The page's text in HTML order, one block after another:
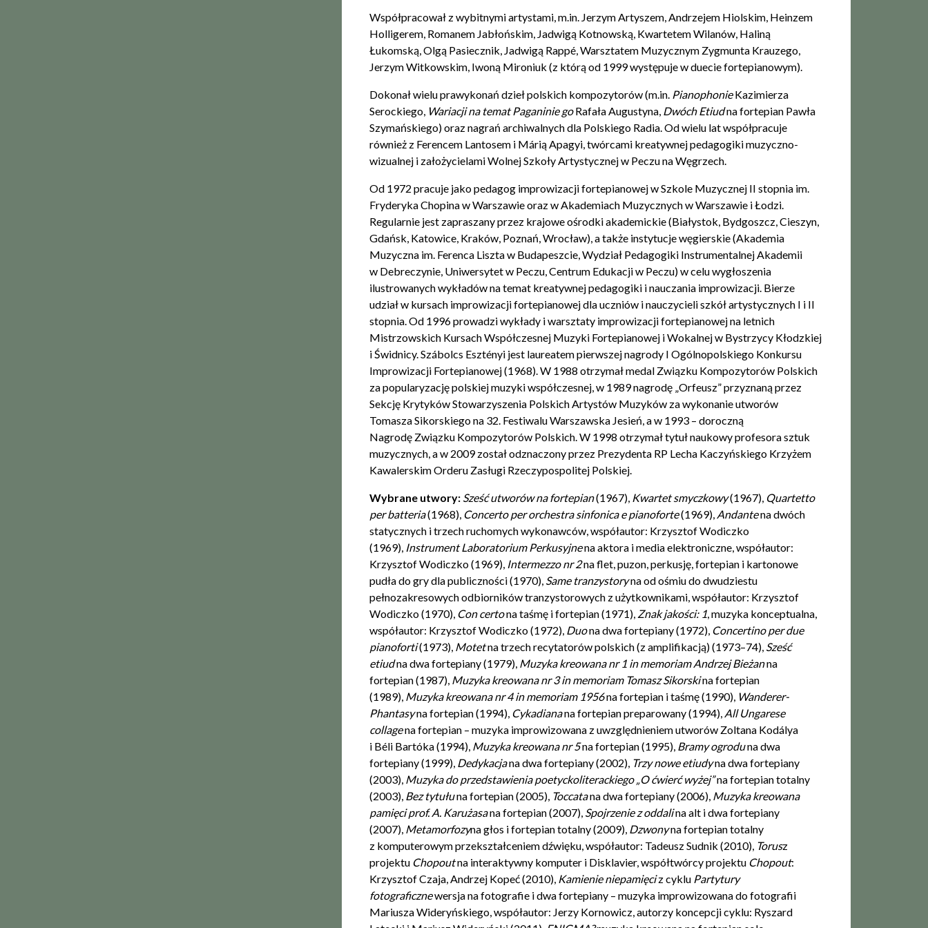
Współpracował z wybitnymi artystami, m.in. Jerzym Artyszem, Andrzejem Hiolskim, Heinzem
Holligerem, Romanem Jabłońskim, Jadwigą Kotnowską, Kwartetem Wilanów, Haliną
Łukomską, Olgą Pasiecznik, Jadwigą Rappé, Warsztatem Muzycznym Zygmunta Krauzego,
Jerzym Witkowskim, Iwoną Mironiuk (z którą od 1999 występuje w duecie fortepianowym).
Dokonał wielu prawykonań dzieł polskich kompozytorów (m.in. PianophonieKazimierza
Serockiego, Wariacji na temat Paganinie­ goRafała Augustyna, Dwóch Etiudna fortepian Pawła
Szymańskiego) oraz nagrań archiwalnych dla Polskiego Radia. Od wielu lat współpracuje
również z Ferencem Lantosem i Márią Apagyi, twórcami kreatywnej pedagogiki muzyczno-
wizualnej i założycielami Wolnej Szkoły Artystycznej w Peczu na Węgrzech.
Od 1972 pracuje jako pedagog improwizacji fortepianowej w Szkole Muzycznej II stopnia im.
Fryderyka Chopina w Warszawie oraz w Akademiach Muzycznych w Warszawie i Łodzi.
Regularnie jest zapraszany przez krajowe ośrodki akademickie (Białystok, Bydgoszcz, Cieszyn,
Gdańsk, Katowice, Kraków, Poznań, Wrocław), a także instytucje węgierskie (Akademia
Muzyczna im. Ferenca Liszta w Budapeszcie, Wydział Pedagogiki Instrumentalnej Akademii
w Debreczynie, Uniwersytet w Peczu, Centrum Edukacji w Peczu) w celu wygłoszenia
ilustrowanych wykładów na temat kreatywnej pedagogiki i nauczania improwizacji. Bierze
udział w kursach improwizacji fortepianowej dla uczniów i nauczycieli szkół artystycznych I i II
stopnia. Od 1996 prowadzi wykłady i warsztaty improwizacji fortepianowej na letnich
Mistrzowskich Kursach Współczesnej Muzyki Fortepianowej i Wokalnej w Bystrzycy Kłodzkiej
i Świdnicy. Szábolcs Esztényi jest laureatem pierwszej nagrody I Ogólnopolskiego Konkursu
Improwizacji Fortepianowej (1968). W 1988 otrzymał medal Związku Kompozytorów Polskich
za popularyzację polskiej muzyki współczesnej, w 1989 nagrodę „Orfeusz” przyznaną przez
Sekcję Krytyków Stowarzyszenia Polskich Artystów Muzyków za wykonanie utworów
Tomasza Sikorskiego na 32. Festiwalu Warszawska Jesień, a w 1993 – doroczną
Nagrodę Związku Kompozytorów Polskich. W 1998 otrzymał tytuł naukowy profesora sztuk
muzycznych, a w 2009 został odznaczony przez Prezydenta RP Lecha Kaczyńskiego Krzyżem
Kawalerskim Orderu Zasługi Rzeczypospolitej Polskiej.
Wybrane utwory: Sześć utworów na fortepian(1967), Kwartet smyczkowy(1967), Quartetto
per batteria(1968), Concerto per orchestra sinfonica e pianoforte(1969), Andantena dwóch
statycznych i trzech ruchomych wykonawców, współautor: Krzysztof Wodiczko
(1969), Instrument Laboratorium Perkusyjnena aktora i media elektroniczne, współautor:
Krzysztof Wodiczko (1969), Intermezzo nr 2na flet, puzon, perkusję, fortepian i kartonowe
pudła do gry dla publiczności (1970), Same tranzystoryna od ośmiu do dwudziestu
pełnozakresowych odbiorników tranzystorowych z użytkownikami, współautor: Krzysztof
Wodiczko (1970), Con­ certona taśmę i fortepian (1971), Znak jakości: 1, muzyka konceptualna,
współautor: Krzysztof Wodiczko (1972), Duona dwa fortepiany (1972), Concertino per due
pianoforti(1973), Motetna trzech recytatorów polskich (z amplifikacją) (1973–74), Sześć
etiudna dwa fortepiany (1979), Muzyka kreowana nr 1 in me­moriam Andrzej Bieżanna
fortepian (1987), Muzyka kreowana nr 3 in memoriam Tomasz Sikorskina fortepian
(1989), Muzyka kreowana nr 4 in memoriam 1956na fortepian i taśmę (1990), Wanderer­-
Phantasyna fortepian (1994), Cykadianana fortepian preparowany (1994), All Ungarese
collagena fortepian – muzyka improwizowana z uwzględnieniem utworów Zoltana Kodálya
i Béli Bartóka (1994), Muzyka kreowana nr 5na fortepian (1995), Bramy ogroduna dwa
fortepiany (1999), Dedykacjana dwa fortepiany (2002), Trzy nowe etiudyna dwa fortepiany
(2003), Mu­zyka do przedstawienia poetycko­literackiego „O ćwierć wyżej”na fortepian totalny
(2003), Bez tytułuna fortepian (2005), Toccatana dwa fortepiany (2006), Muzyka kreowana
pamięci prof. A. Ka­rużasana fortepian (2007), Spojrzenie z oddalina alt i dwa fortepiany
(2007), Metamorfozyna głos i fortepian totalny (2009), Dzwonyna fortepian totalny
z komputerowym przekształceniem dźwięku, współautor: Tadeusz Sudnik (2010), Torusz
projektu Chopoutna interaktywny komputer i Disklavier, współtwórcy projektu Chopout:
Krzysztof Czaja, Andrzej Kopeć (2010), Kamienie niepamięciz cyklu Partytury
fotograficznewersja na fotografie i dwa fortepiany – muzyka improwizowana do fotografii
Mariusza Wideryńskiego, współautor: Jerzy Kornowicz, autorzy koncepcji cyklu: Ryszard